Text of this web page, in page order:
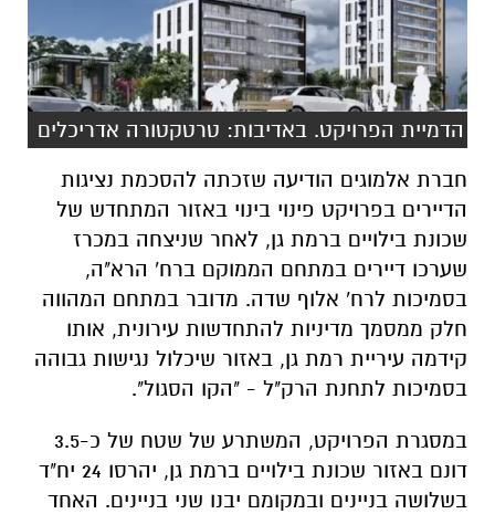
הדמיית הפרויקט. באדיבות: טרטקטורה אדריכלים
חברת אלמוגים הודיעה שזכתה להסכמת נציגות
הדיירים בפרויקט פינוי בינוי באזור המתחדש של
שכונת בילויים ברמת גן, לאחר שניצחה במכרז
שערכו דיירים במתחם הממוקם ברח' הרא"ה,
בסמיכות לרח' אלוף שדה. מדובר במתחם המהווה
חלק ממסמך מדיניות להתחדשות עירונית, אותו
קידמה עיריית רמת גן, באזור שיכלול נגישות גבוהה
בסמיכות לתחנת הרק"ל - "הקו הסגול".
במסגרת הפרויקט, המשתרע של שטח של כ-3.5
דונם באזור שכונת בילויים ברמת גן, יהרסו 24 יח"ד
בשלושה בניינים ובמקומם יבנו שני בניינים. האחד